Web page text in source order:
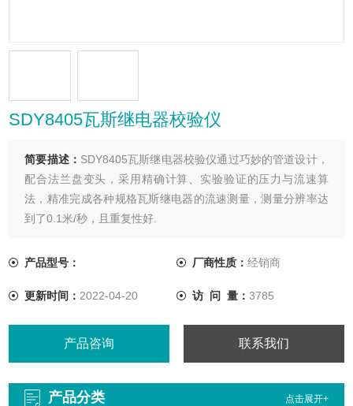
SDY8405瓦斯继电器校验仪
简要描述： SDY8405瓦斯继电器校验仪通过巧妙的管道设计，
配合法兰盘变头，采用精确计算、实验验证的压力与流速算
法，精准完成各种规格瓦斯继电器的流速测量，测量分辨率达
到了0.1米/秒，且重复性好.
产品型号： 厂商性质： 经销商
更新时间： 2022-04-20 访 问 量： 3785
产品咨询 联系我们
产品分类 点击展开+